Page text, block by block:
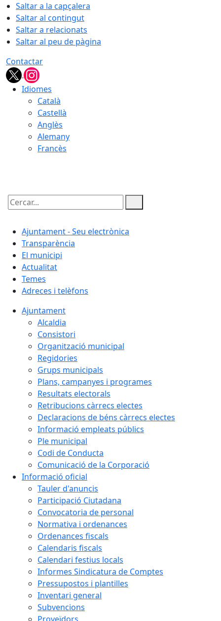
Saltar a la capçalera
Saltar al contingut
Saltar a relacionats
Saltar al peu de pàgina
Contactar
Idiomes
Català
Castellà
Anglès
Alemany
Francès
Cercar:
Ajuntament - Seu electrònica
Transparència
El municipi
Actualitat
Temes
Adreces i telèfons
Ajuntament
Alcaldia
Consistori
Organització municipal
Regidories
Grups municipals
Plans, campanyes i programes
Resultats electorals
Retribucions càrrecs electes
Declaracions de béns càrrecs electes
Informació empleats públics
Ple municipal
Codi de Conducta
Comunicació de la Corporació
Informació oficial
Tauler d'anuncis
Participació Ciutadana
Convocatoria de personal
Normativa i ordenances
Ordenances fiscals
Calendaris fiscals
Calendari festius locals
Informes Sindicatura de Comptes
Pressupostos i plantilles
Inventari general
Subvencions